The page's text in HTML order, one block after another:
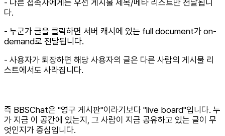
- 다른 접속자에게는 우선 게시물 제목/메타 리스트만 전달됩니
다.
- 누군가 글을 클릭하면 서버 캐시에 있는 full document가 on-
demand로 전달됩니다.
- 사용자가 퇴장하면 해당 사용자의 글은 다른 사람의 게시물 리
스트에서도 사라집니다.
즉 BBSChat은 "영구 게시판"이라기보다 "live board"입니다. 누
가 지금 이 공간에 있는지, 그 사람이 지금 공유하고 있는 글이 무
엇인지가 중심입니다.